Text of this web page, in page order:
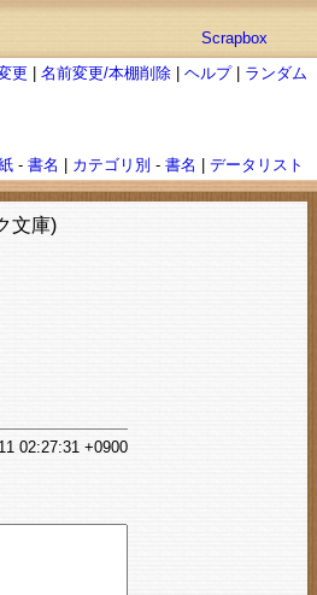
Scrapbox
更 |名前変更/本棚削除 |ヘルプ| ランダム
-書名 カテゴリ別 -書名 |データリスト
文庫)
02:27:31 +0900